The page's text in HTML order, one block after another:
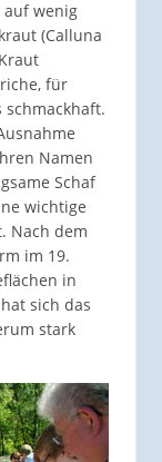
auf wenig
(Calluna
für
Namen
Schaf
wichtige
Nach dem
im 19.
in
sich das
stark